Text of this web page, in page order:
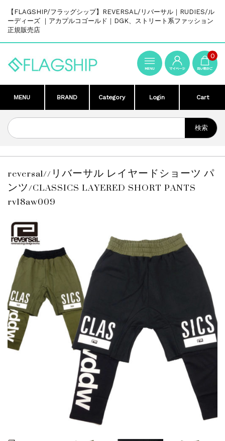
【FLAGSHIP/フラッグシップ】REVERSAL/リバーサル｜RUDIES/ル
ーディーズ ｜アカプルコゴールド｜DGK、ストリート系ファッション
正規販売店
0
MENU BRAND Category Login Cart
reversal//リバーサル レイヤードショーツ パ
ンツ/CLASSICS LAYERED SHORT PANTS
rv18aw009